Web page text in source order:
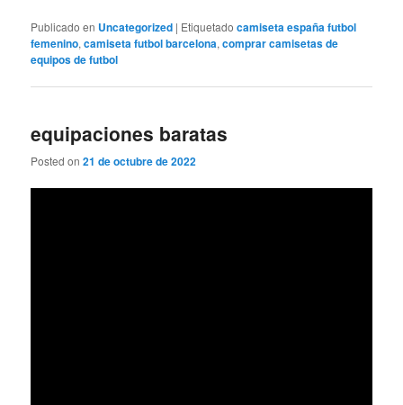
Publicado en Uncategorized | Etiquetado camiseta españa futbol
femenino,camiseta futbol barcelona,comprar camisetas de
equipos de futbol
equipaciones baratas
Posted on21 de octubre de 2022